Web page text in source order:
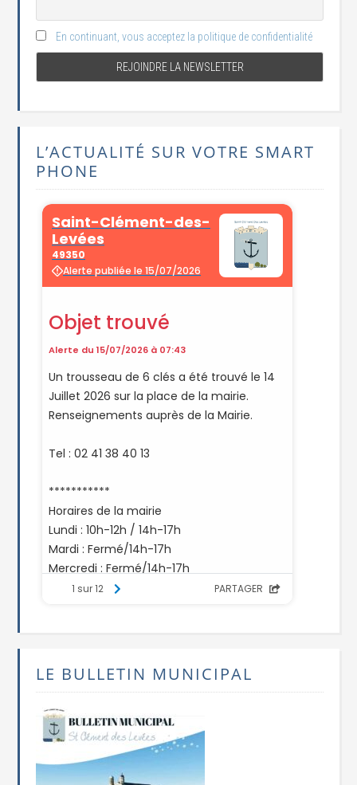
En continuant, vous acceptez la politique de confidentialité
L’ACTUALITÉ SUR VOTRE SMART
PHONE
LE BULLETIN MUNICIPAL